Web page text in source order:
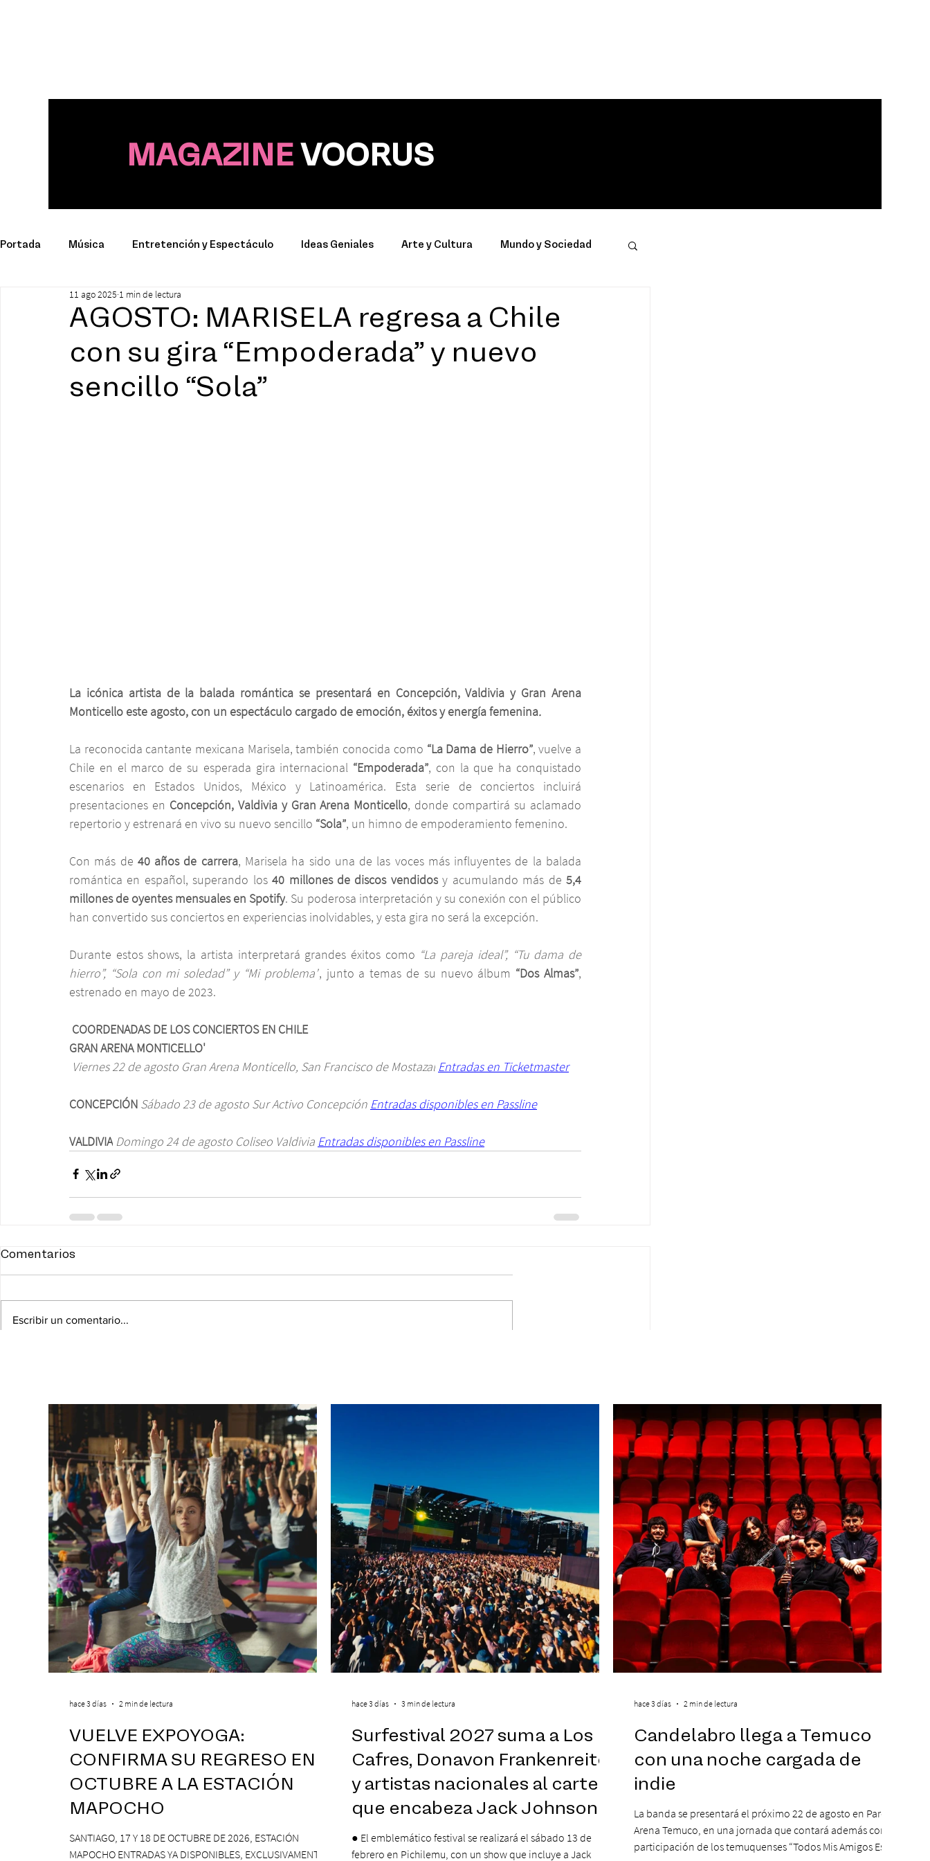
MAGAZINE VOORUS
Portada Música Entretención y Espectáculo Ideas Geniales Arte y Cultura Mundo y Sociedad
Productos y Marcas
AGOSTO: MARISELA regresa a Chile
con su gira “Empoderada” y nuevo
sencillo “Sola”
11 ago 2025 1 min de lectura
La icónica artista de la balada romántica se presentará en Concepción, Valdivia y Gran Arena
Monticello este agosto, con un espectáculo cargado de emoción, éxitos y energía femenina.
La reconocida cantante mexicana Marisela, también conocida como “La Dama de Hierro”, vuelve a
Chile en el marco de su esperada gira internacional “Empoderada”, con la que ha conquistado
escenarios en Estados Unidos, México y Latinoamérica. Esta serie de conciertos incluirá
presentaciones en Concepción, Valdivia y Gran Arena Monticello, donde compartirá su aclamado
repertorio y estrenará en vivo su nuevo sencillo “Sola”, un himno de empoderamiento femenino.
Con más de 40 años de carrera, Marisela ha sido una de las voces más influyentes de la balada
romántica en español, superando los 40 millones de discos vendidos y acumulando más de 5,4
millones de oyentes mensuales en Spotify. Su poderosa interpretación y su conexión con el público
han convertido sus conciertos en experiencias inolvidables, y esta gira no será la excepción.
Durante estos shows, la artista interpretará grandes éxitos como “La pareja ideal”, “Tu dama de
hierro”, “Sola con mi soledad” y “Mi problema”, junto a temas de su nuevo álbum “Dos Almas”,
estrenado en mayo de 2023.
COORDENADAS DE LOS CONCIERTOS EN CHILE
GRAN ARENA MONTICELLO'
Viernes 22 de agosto Gran Arena Monticello, San Francisco de Mostazal Entradas en Ticketmaster
CONCEPCIÓN Sábado 23 de agosto Sur Activo Concepción Entradas disponibles en Passline
VALDIVIA Domingo 24 de agosto Coliseo Valdivia Entradas disponibles en Passline
Comentarios
Escribir un comentario...
VUELVE EXPOYOGA:
CONFIRMA SU REGRESO EN
OCTUBRE A LA ESTACIÓN
MAPOCHO
SANTIAGO, 17 Y 18 DE OCTUBRE DE 2026, ESTACIÓN
MAPOCHO ENTRADAS YA DISPONIBLES, EXCLUSIVAMENTE
hace 3 días 2 min de lectura
Surfestival 2027 suma a Los
Cafres, Donavon Frankenreiter
y artistas nacionales al cartel
que encabeza Jack Johnson
● El emblemático festival se realizará el sábado 13 de
febrero en Pichilemu, con un show que incluye a Jack
hace 3 días 3 min de lectura
Candelabro llega a Temuco
con una noche cargada de
indie
La banda se presentará el próximo 22 de agosto en Parque
Arena Temuco, en una jornada que contará además con la
participación de los temuquenses “Todos Mis Amigos Están
hace 3 días 2 min de lectura